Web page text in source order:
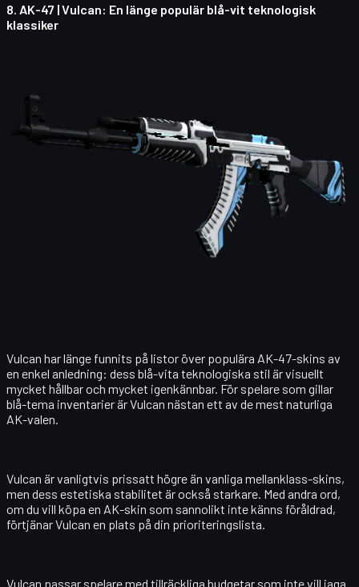
8. AK-47 | Vulcan: En länge populär blå-vit teknologisk
klassiker
Vulcan har länge funnits på listor över populära AK-47-skins av
en enkel anledning: dess blå-vita teknologiska stil är visuellt
mycket hållbar och mycket igenkännbar. För spelare som gillar
blå-tema inventarier är Vulcan nästan ett av de mest naturliga
AK-valen.
Vulcan är vanligtvis prissatt högre än vanliga mellanklass-skins,
men dess estetiska stabilitet är också starkare. Med andra ord,
om du vill köpa en AK-skin som sannolikt inte känns föråldrad,
förtjänar Vulcan en plats på din prioriteringslista.
Vulcan passar spelare med tillräckliga budgetar som inte vill jaga